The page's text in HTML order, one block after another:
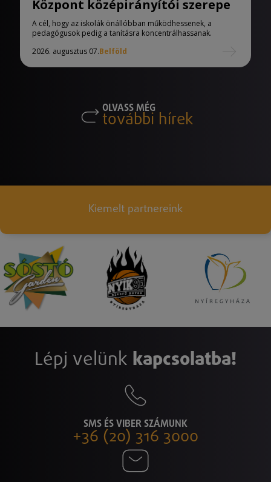
Központ középirányítói szerepe
A cél, hogy az iskolák önállóbban működhessenek, a
pedagógusok pedig a tanításra koncentrálhassanak.
2026. augusztus 07.Belföld
OLVASS MÉG
további hírek
Kiemelt partnereink
Lépj velünk kapcsolatba!
SMS ÉS VIBER SZÁMUNK
+36 (20) 316 3000